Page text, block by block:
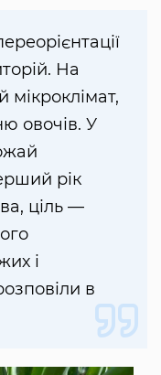
На
мікроклімат,
овочів. У
рік
ціль —
і
в